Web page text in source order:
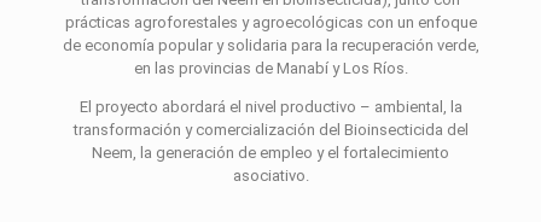
prácticas agroforestales y agroecológicas con un enfoque
de economía popular y solidaria para la recuperación verde,
en las provincias de Manabí y Los Ríos.
El proyecto abordará el nivel productivo – ambiental, la
transformación y comercialización del Bioinsecticida del
Neem, la generación de empleo y el fortalecimiento
asociativo.